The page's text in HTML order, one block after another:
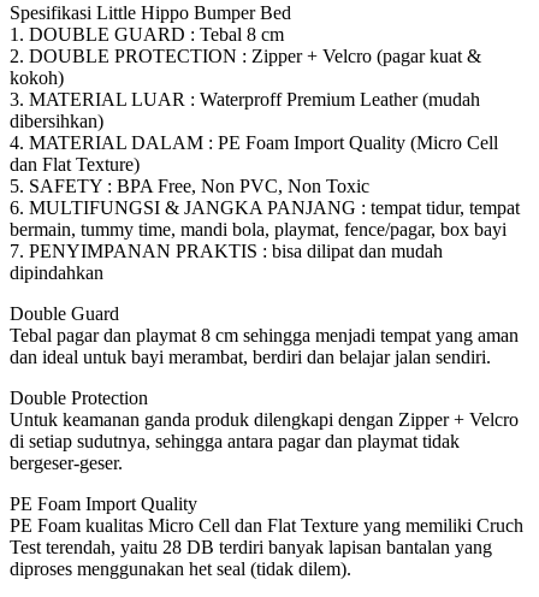
Spesifikasi Little Hippo Bumper Bed
1. DOUBLE GUARD : Tebal 8 cm
2. DOUBLE PROTECTION : Zipper + Velcro (pagar kuat &
kokoh)
3. MATERIAL LUAR : Waterproff Premium Leather (mudah
dibersihkan)
4. MATERIAL DALAM : PE Foam Import Quality (Micro Cell
dan Flat Texture)
5. SAFETY : BPA Free, Non PVC, Non Toxic
6. MULTIFUNGSI & JANGKA PANJANG : tempat tidur, tempat
bermain, tummy time, mandi bola, playmat, fence/pagar, box bayi
7. PENYIMPANAN PRAKTIS : bisa dilipat dan mudah
dipindahkan
Double Guard
Tebal pagar dan playmat 8 cm sehingga menjadi tempat yang aman
dan ideal untuk bayi merambat, berdiri dan belajar jalan sendiri.
Double Protection
Untuk keamanan ganda produk dilengkapi dengan Zipper + Velcro
di setiap sudutnya, sehingga antara pagar dan playmat tidak
bergeser-geser.
PE Foam Import Quality
PE Foam kualitas Micro Cell dan Flat Texture yang memiliki Cruch
Test terendah, yaitu 28 DB terdiri banyak lapisan bantalan yang
diproses menggunakan het seal (tidak dilem).